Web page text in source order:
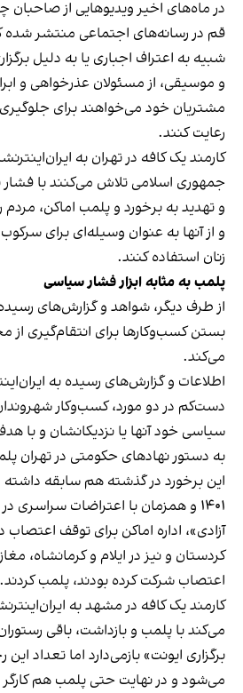
در ماه‌های اخیر ویدیوهایی از صاحبان
قم در رسانه‌های اجتماعی منتشر شده
شبیه به اعتراف اجباری یا به دلیل
و موسیقی، از مسئولان عذرخواهی و
مشتریان خود می‌خواهند برای
رعایت کنند.
کارمند یک کافه در تهران به
جمهوری اسلامی تلاش می‌کنند با
و تهدید به برخورد و پلمب اماکن، مردم
و از آنها به عنوان وسیله‌ای برای
زنان استفاده کنند.
پلمب به مثابه ابزار فشار سیاسی
از طرف دیگر، شواهد و گزارش‌های
بستن کسب‌وکارها برای انتقام‌گیری
می‌کند.
اطلاعات و گزارش‌های رسیده به
دست‌کم در دو مورد، کسب‌وکار
سیاسی خود آنها یا نزدیکانشان و با
به دستور نهادهای حکومتی در تهران
این برخورد در گذشته هم سابقه داشته
۱۴۰۱ و همزمان با اعتراضات سراسری
آزادی»، اداره اماکن برای توقف
کردستان و نیز در ایلام و کرمانشاه،
اعتصاب شرکت کرده بودند، پلمب کردند.
کارمند یک کافه در مشهد به
می‌کند با پلمب و بازداشت، باقی
برگزاری ایونت» بازمی‌دارد اما تعداد
می‌شود و در نهایت حتی پلمب هم